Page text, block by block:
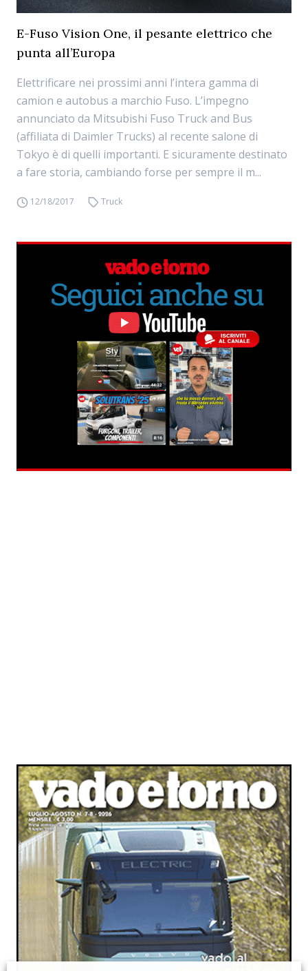
E-Fuso Vision One, il pesante elettrico che
punta all’Europa
Elettrificare nei prossimi anni l’intera gamma di
camion e autobus a marchio Fuso. L’impegno
annunciato da Mitsubishi Fuso Truck and Bus
(affiliata di Daimler Trucks) al recente salone di
Tokyo è di quelli importanti. E sicuramente destinato
a fare storia, cambiando forse per sempre il m...
12/18/2017 Truck